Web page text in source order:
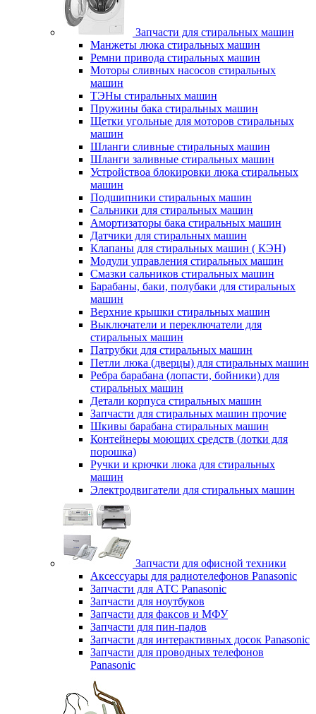
Запчасти для стиральных машин
Манжеты люка стиральных машин
Ремни привода стиральных машин
Моторы сливных насосов стиральных
машин
ТЭНы стиральных машин
Пружины бака стиральных машин
Щетки угольные для моторов стиральных
машин
Шланги сливные стиральных машин
Шланги заливные стиральных машин
Устройствоа блокировки люка стиральных
машин
Подшипники стиральных машин
Сальники для стиральных машин
Амортизаторы бака стиральных машин
Датчики для стиральных машин
Клапаны для стиральных машин ( КЭН)
Модули управления стиральных машин
Смазки сальников стиральных машин
Барабаны, баки, полубаки для стиральных
машин
Верхние крышки стиральных машин
Выключатели и переключатели для
стиральных машин
Патрубки для стиральных машин
Петли люка (дверцы) для стиральных машин
Ребра барабана (лопасти, бойники) для
стиральных машин
Детали корпуса стиральных машин
Запчасти для стиральных машин прочие
Шкивы барабана стиральных машин
Контейнеры моющих средств (лотки для
порошка)
Ручки и крючки люка для стиральных
машин
Электродвигатели для стиральных машин
Запчасти для офисной техники
Аксессуары для радиотелефонов Panasonic
Запчасти для АТС Panasonic
Запчасти для ноутбуков
Запчасти для факсов и МФУ
Запчасти для пин-падов
Запчасти для интерактивных досок Panasonic
Запчасти для проводных телефонов
Panasonic